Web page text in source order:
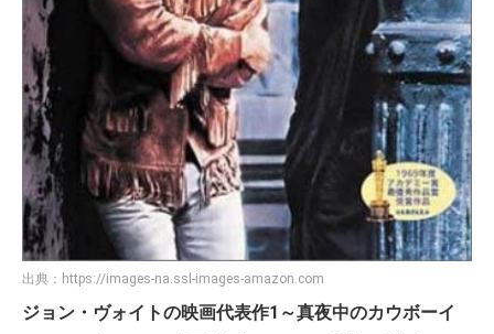
出典： https://images-na.ssl-images-amazon.com
ジョン・ヴォイトの映画代表作1～真夜中のカウボーイ